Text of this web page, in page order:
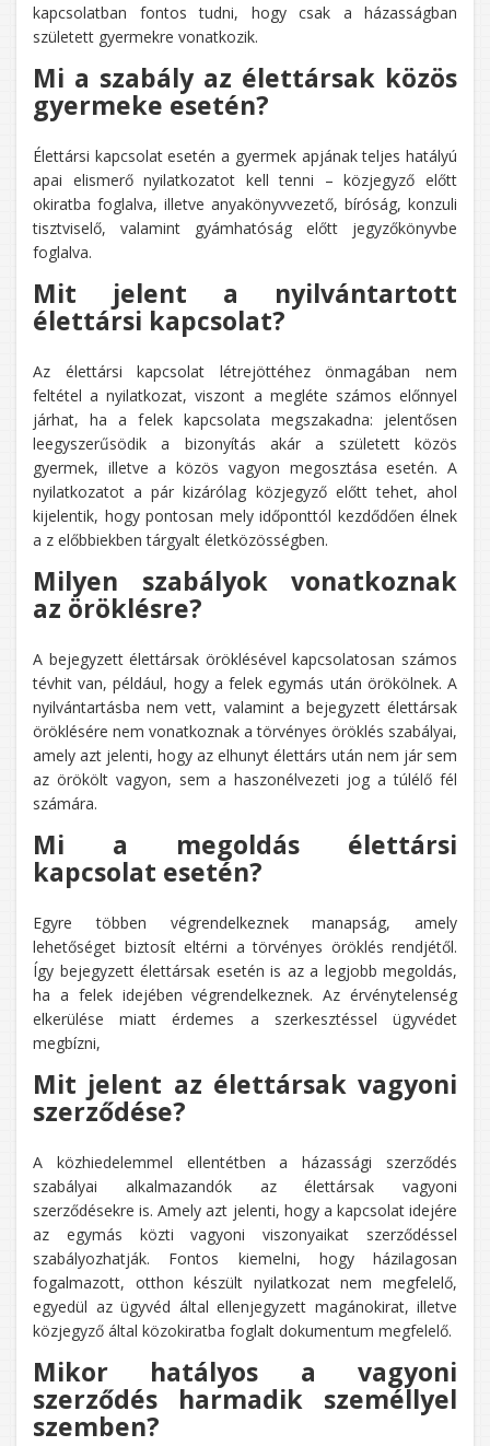
kapcsolatban fontos tudni, hogy csak a házasságban
született gyermekre vonatkozik.
Mi a szabály az élettársak közös
gyermeke esetén?
Élettársi kapcsolat esetén a gyermek apjának teljes hatályú
apai elismerő nyilatkozatot kell tenni – közjegyző előtt
okiratba foglalva, illetve anyakönyvvezető, bíróság, konzuli
tisztviselő, valamint gyámhatóság előtt jegyzőkönyvbe
foglalva.
Mit jelent a nyilvántartott
élettársi kapcsolat?
Az élettársi kapcsolat létrejöttéhez önmagában nem
feltétel a nyilatkozat, viszont a megléte számos előnnyel
járhat, ha a felek kapcsolata megszakadna: jelentősen
leegyszerűsödik a bizonyítás akár a született közös
gyermek, illetve a közös vagyon megosztása esetén. A
nyilatkozatot a pár kizárólag közjegyző előtt tehet, ahol
kijelentik, hogy pontosan mely időponttól kezdődően élnek
a z előbbiekben tárgyalt életközösségben.
Milyen szabályok vonatkoznak
az öröklésre?
A bejegyzett élettársak öröklésével kapcsolatosan számos
tévhit van, például, hogy a felek egymás után örökölnek. A
nyilvántartásba nem vett, valamint a bejegyzett élettársak
öröklésére nem vonatkoznak a törvényes öröklés szabályai,
amely azt jelenti, hogy az elhunyt élettárs után nem jár sem
az örökölt vagyon, sem a haszonélvezeti jog a túlélő fél
számára.
Mi a megoldás élettársi
kapcsolat esetén?
Egyre többen végrendelkeznek manapság, amely
lehetőséget biztosít eltérni a törvényes öröklés rendjétől.
Így bejegyzett élettársak esetén is az a legjobb megoldás,
ha a felek idejében végrendelkeznek. Az érvénytelenség
elkerülése miatt érdemes a szerkesztéssel ügyvédet
megbízni,
Mit jelent az élettársak vagyoni
szerződése?
A közhiedelemmel ellentétben a házassági szerződés
szabályai alkalmazandók az élettársak vagyoni
szerződésekre is. Amely azt jelenti, hogy a kapcsolat idejére
az egymás közti vagyoni viszonyaikat szerződéssel
szabályozhatják. Fontos kiemelni, hogy házilagosan
fogalmazott, otthon készült nyilatkozat nem megfelelő,
egyedül az ügyvéd által ellenjegyzett magánokirat, illetve
közjegyző által közokiratba foglalt dokumentum megfelelő.
Mikor hatályos a vagyoni
szerződés harmadik személlyel
szemben?